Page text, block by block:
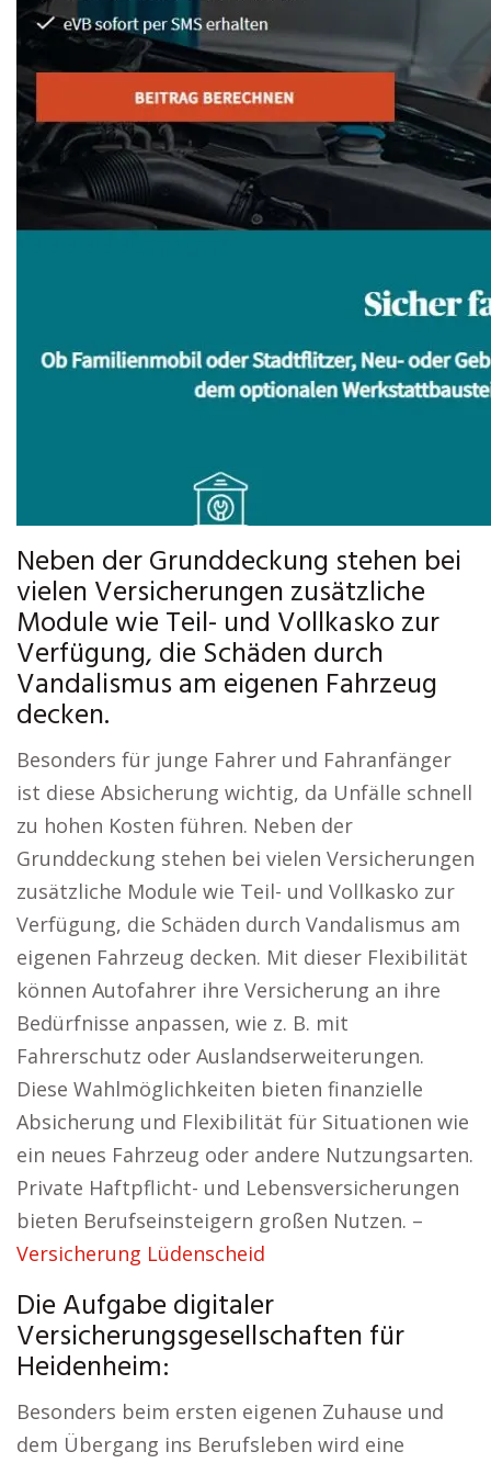
Neben der Grunddeckung stehen bei
vielen Versicherungen zusätzliche
Module wie Teil- und Vollkasko zur
Verfügung, die Schäden durch
Vandalismus am eigenen Fahrzeug
decken.
Besonders für junge Fahrer und Fahranfänger
ist diese Absicherung wichtig, da Unfälle schnell
zu hohen Kosten führen. Neben der
Grunddeckung stehen bei vielen Versicherungen
zusätzliche Module wie Teil- und Vollkasko zur
Verfügung, die Schäden durch Vandalismus am
eigenen Fahrzeug decken. Mit dieser Flexibilität
können Autofahrer ihre Versicherung an ihre
Bedürfnisse anpassen, wie z. B. mit
Fahrerschutz oder Auslandserweiterungen.
Diese Wahlmöglichkeiten bieten finanzielle
Absicherung und Flexibilität für Situationen wie
ein neues Fahrzeug oder andere Nutzungsarten.
Private Haftpflicht- und Lebensversicherungen
bieten Berufseinsteigern großen Nutzen. –
Versicherung Lüdenscheid
Die Aufgabe digitaler
Versicherungsgesellschaften für
Heidenheim:
Besonders beim ersten eigenen Zuhause und
dem Übergang ins Berufsleben wird eine